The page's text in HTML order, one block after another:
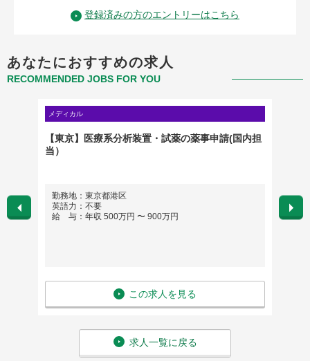
登録済みの方のエントリーはこちら
あなたにおすすめの求人
RECOMMENDED JOBS FOR YOU
メディカル
【東京】医療系分析装置・試薬の薬事申請(国内担
当）
勤務地：東京都港区
英語力：不要
給 与：年収 500万円 〜 900万円
この求人を見る
勤務
たま
都、
求人一覧に戻る